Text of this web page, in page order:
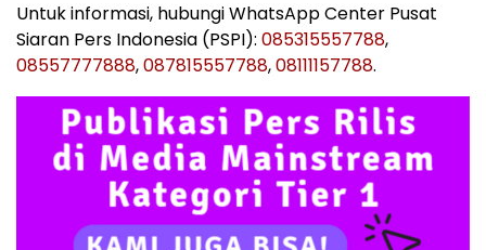
Untuk informasi, hubungi WhatsApp Center Pusat
Siaran Pers Indonesia (PSPI): 085315557788,
08557777888,087815557788,08111157788.